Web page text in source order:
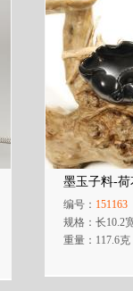
墨玉子料-荷
编号： 151163
规格：长10.2
重量：117.6克